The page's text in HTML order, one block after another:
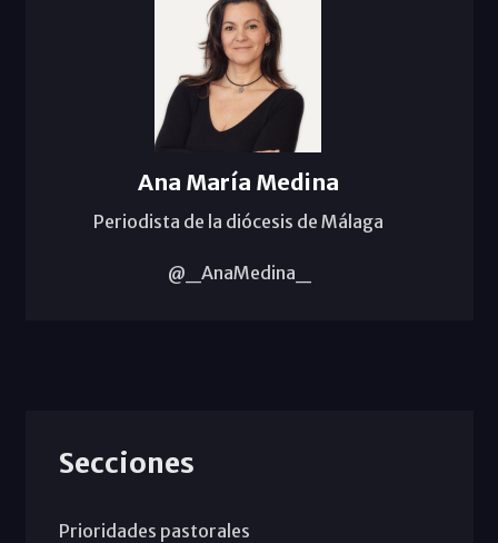
Ana María Medina
Periodista de la diócesis de Málaga
@_AnaMedina_
Secciones
Prioridades pastorales